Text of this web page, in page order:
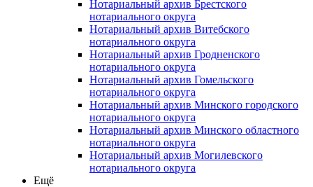
Нотариальный архив Брестского
нотариального округа
Нотариальный архив Витебского
нотариального округа
Нотариальный архив Гродненского
нотариального округа
Нотариальный архив Гомельского
нотариального округа
Нотариальный архив Минского городского
нотариального округа
Нотариальный архив Минского областного
нотариального округа
Нотариальный архив Могилевского
нотариального округа
Ещё